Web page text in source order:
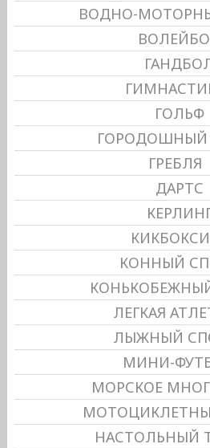
ВОДНО-
ГОЛЬФ
ГОРОДОШНЫЙ
ГРЕБЛЯ
ДАРТС
КОННЫЙ
ЛЕГКАЯ
ЛЫЖНЫЙ
МИНИ-
МОРСКОЕ
НАСТОЛЬНЫЙ